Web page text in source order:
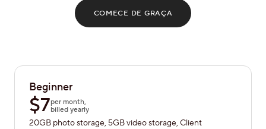
COMECE DE GRAÇA
Beginner
$7per month,
billed yearly
20GB photo storage, 5GB video storage, Client